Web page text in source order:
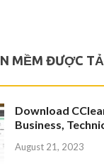
MỀM ĐƯỢC
Download
Business,
August 21, 2023